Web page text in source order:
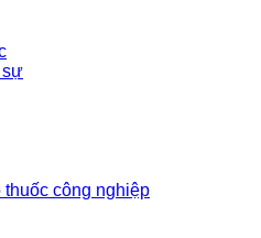
sự
thuốc công nghiệp